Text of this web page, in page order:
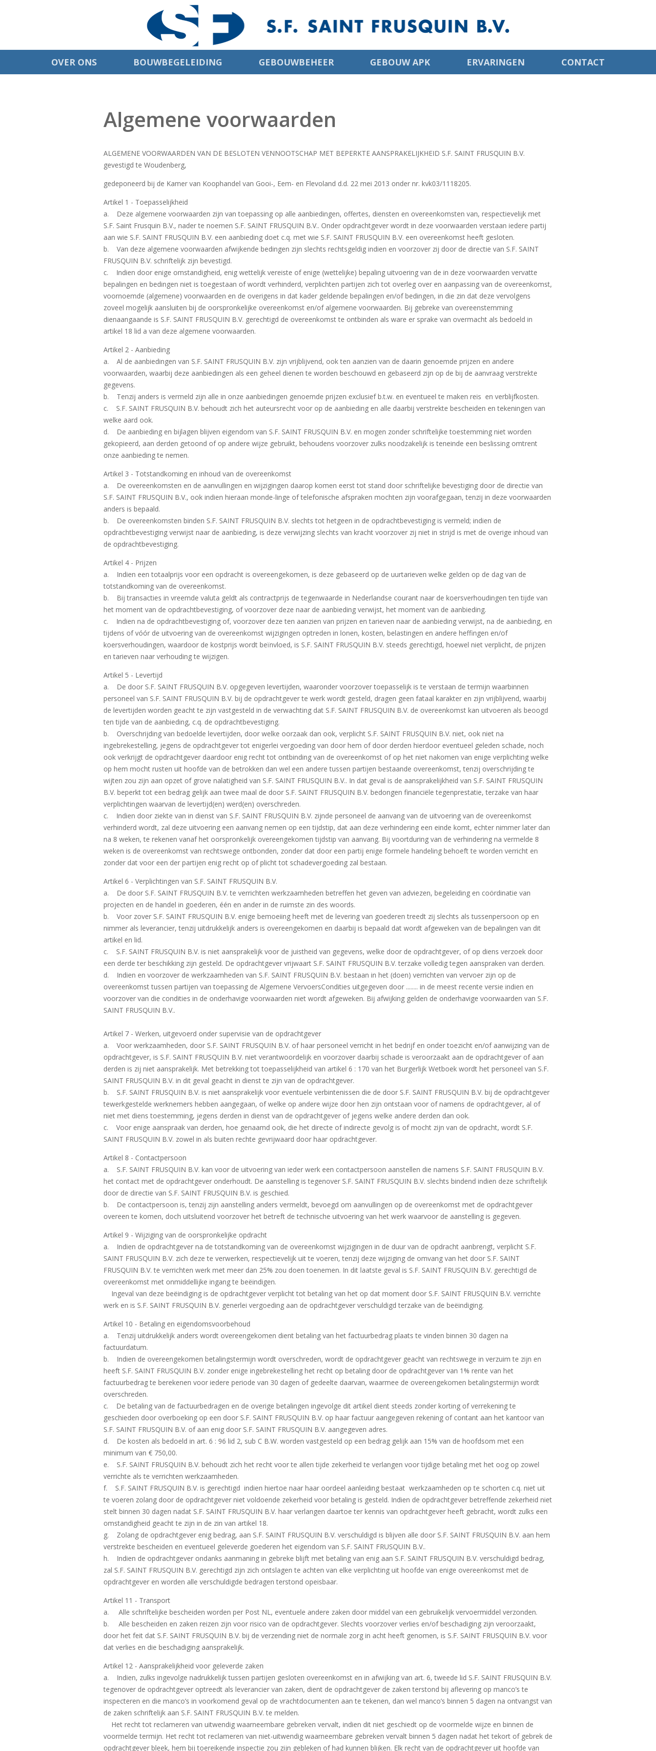
OVER ONS BOUWBEGELEIDING GEBOUWBEHEER GEBOUW APK ERVARINGEN CONTACT
Algemene voorwaarden
ALGEMENE VOORWAARDEN VAN DE BESLOTEN VENNOOTSCHAP MET BEPERKTE AANSPRAKELIJKHEID S.F. SAINT FRUSQUIN B.V.
gevestigd te Woudenberg,
gedeponeerd bij de Kamer van Koophandel van Gooi-, Eem- en Flevoland d.d. 22 mei 2013 onder nr. kvk03/1118205.
Artikel 1 - Toepasselijkheid
a. Deze algemene voorwaarden zijn van toepassing op alle aanbiedingen, offertes, diensten en overeenkomsten van, respectievelijk met
S.F. Saint Frusquin B.V., nader te noemen S.F. SAINT FRUSQUIN B.V.. Onder opdrachtgever wordt in deze voorwaarden verstaan iedere partij
aan wie S.F. SAINT FRUSQUIN B.V. een aanbieding doet c.q. met wie S.F. SAINT FRUSQUIN B.V. een overeenkomst heeft gesloten.
b. Van deze algemene voorwaarden afwijkende bedingen zijn slechts rechtsgeldig indien en voorzover zij door de directie van S.F. SAINT
FRUSQUIN B.V. schriftelijk zijn bevestigd.
c. Indien door enige omstandigheid, enig wettelijk vereiste of enige (wettelijke) bepaling uitvoering van de in deze voorwaarden vervatte
bepalingen en bedingen niet is toegestaan of wordt verhinderd, verplichten partijen zich tot overleg over en aanpassing van de overeenkomst,
voornoemde (algemene) voorwaarden en de overigens in dat kader geldende bepalingen en/of bedingen, in die zin dat deze vervolgens
zoveel mogelijk aansluiten bij de oorspronkelijke overeenkomst en/of algemene voorwaarden. Bij gebreke van overeenstemming
dienaangaande is S.F. SAINT FRUSQUIN B.V. gerechtigd de overeenkomst te ontbinden als ware er sprake van overmacht als bedoeld in
artikel 18 lid a van deze algemene voorwaarden.
Artikel 2 - Aanbieding
a. Al de aanbiedingen van S.F. SAINT FRUSQUIN B.V. zijn vrijblijvend, ook ten aanzien van de daarin genoemde prijzen en andere
voorwaarden, waarbij deze aanbiedingen als een geheel dienen te worden beschouwd en gebaseerd zijn op de bij de aanvraag verstrekte
gegevens.
b. Tenzij anders is vermeld zijn alle in onze aanbiedingen genoemde prijzen exclusief b.t.w. en eventueel te maken reis en verblijfkosten.
c. S.F. SAINT FRUSQUIN B.V. behoudt zich het auteursrecht voor op de aanbieding en alle daarbij verstrekte bescheiden en tekeningen van
welke aard ook.
d. De aanbieding en bijlagen blijven eigendom van S.F. SAINT FRUSQUIN B.V. en mogen zonder schriftelijke toestemming niet worden
gekopieerd, aan derden getoond of op andere wijze gebruikt, behoudens voorzover zulks noodzakelijk is teneinde een beslissing omtrent
onze aanbieding te nemen.
Artikel 3 - Totstandkoming en inhoud van de overeenkomst
a. De overeenkomsten en de aanvullingen en wijzigingen daarop komen eerst tot stand door schriftelijke bevestiging door de directie van
S.F. SAINT FRUSQUIN B.V., ook indien hieraan monde-linge of telefonische afspraken mochten zijn voorafgegaan, tenzij in deze voorwaarden
anders is bepaald.
b. De overeenkomsten binden S.F. SAINT FRUSQUIN B.V. slechts tot hetgeen in de opdrachtbevestiging is vermeld; indien de
opdrachtbevestiging verwijst naar de aanbieding, is deze verwijzing slechts van kracht voorzover zij niet in strijd is met de overige inhoud van
de opdrachtbevestiging.
Artikel 4 - Prijzen
a. Indien een totaalprijs voor een opdracht is overeengekomen, is deze gebaseerd op de uurtarieven welke gelden op de dag van de
totstandkoming van de overeenkomst.
b. Bij transacties in vreemde valuta geldt als contractprijs de tegenwaarde in Nederlandse courant naar de koersverhoudingen ten tijde van
het moment van de opdrachtbevestiging, of voorzover deze naar de aanbieding verwijst, het moment van de aanbieding.
c. Indien na de opdrachtbevestiging of, voorzover deze ten aanzien van prijzen en tarieven naar de aanbieding verwijst, na de aanbieding, en
tijdens of vóór de uitvoering van de overeenkomst wijzigingen optreden in lonen, kosten, belastingen en andere heffingen en/of
koersverhoudingen, waardoor de kostprijs wordt beïnvloed, is S.F. SAINT FRUSQUIN B.V. steeds gerechtigd, hoewel niet verplicht, de prijzen
en tarieven naar verhouding te wijzigen.
Artikel 5 - Levertijd
a. De door S.F. SAINT FRUSQUIN B.V. opgegeven levertijden, waaronder voorzover toepasselijk is te verstaan de termijn waarbinnen
personeel van S.F. SAINT FRUSQUIN B.V. bij de opdrachtgever te werk wordt gesteld, dragen geen fataal karakter en zijn vrijblijvend, waarbij
de levertijden worden geacht te zijn vastgesteld in de verwachting dat S.F. SAINT FRUSQUIN B.V. de overeenkomst kan uitvoeren als beoogd
ten tijde van de aanbieding, c.q. de opdrachtbevestiging.
b. Overschrijding van bedoelde levertijden, door welke oorzaak dan ook, verplicht S.F. SAINT FRUSQUIN B.V. niet, ook niet na
ingebrekestelling, jegens de opdrachtgever tot enigerlei vergoeding van door hem of door derden hierdoor eventueel geleden schade, noch
ook verkrijgt de opdrachtgever daardoor enig recht tot ontbinding van de overeenkomst of op het niet nakomen van enige verplichting welke
op hem mocht rusten uit hoofde van de betrokken dan wel een andere tussen partijen bestaande overeenkomst, tenzij overschrijding te
wijten zou zijn aan opzet of grove nalatigheid van S.F. SAINT FRUSQUIN B.V.. In dat geval is de aansprakelijkheid van S.F. SAINT FRUSQUIN
B.V. beperkt tot een bedrag gelijk aan twee maal de door S.F. SAINT FRUSQUIN B.V. bedongen financiële tegenprestatie, terzake van haar
verplichtingen waarvan de levertijd(en) werd(en) overschreden.
c. Indien door ziekte van in dienst van S.F. SAINT FRUSQUIN B.V. zijnde personeel de aanvang van de uitvoering van de overeenkomst
verhinderd wordt, zal deze uitvoering een aanvang nemen op een tijdstip, dat aan deze verhindering een einde komt, echter nimmer later dan
na 8 weken, te rekenen vanaf het oorspronkelijk overeengekomen tijdstip van aanvang. Bij voortduring van de verhindering na vermelde 8
weken is de overeenkomst van rechtswege ontbonden, zonder dat door een partij enige formele handeling behoeft te worden verricht en
zonder dat voor een der partijen enig recht op of plicht tot schadevergoeding zal bestaan.
Artikel 6 - Verplichtingen van S.F. SAINT FRUSQUIN B.V.
a. De door S.F. SAINT FRUSQUIN B.V. te verrichten werkzaamheden betreffen het geven van adviezen, begeleiding en coördinatie van
projecten en de handel in goederen, één en ander in de ruimste zin des woords.
b. Voor zover S.F. SAINT FRUSQUIN B.V. enige bemoeiing heeft met de levering van goederen treedt zij slechts als tussenpersoon op en
nimmer als leverancier, tenzij uitdrukkelijk anders is overeengekomen en daarbij is bepaald dat wordt afgeweken van de bepalingen van dit
artikel en lid.
c. S.F. SAINT FRUSQUIN B.V. is niet aansprakelijk voor de juistheid van gegevens, welke door de opdrachtgever, of op diens verzoek door
een derde ter beschikking zijn gesteld. De opdrachtgever vrijwaart S.F. SAINT FRUSQUIN B.V. terzake volledig tegen aanspraken van derden.
d. Indien en voorzover de werkzaamheden van S.F. SAINT FRUSQUIN B.V. bestaan in het (doen) verrichten van vervoer zijn op de
overeenkomst tussen partijen van toepassing de Algemene VervoersCondities uitgegeven door ........ in de meest recente versie indien en
voorzover van die condities in de onderhavige voorwaarden niet wordt afgeweken. Bij afwijking gelden de onderhavige voorwaarden van S.F.
SAINT FRUSQUIN B.V..
Artikel 7 - Werken, uitgevoerd onder supervisie van de opdrachtgever
a. Voor werkzaamheden, door S.F. SAINT FRUSQUIN B.V. of haar personeel verricht in het bedrijf en onder toezicht en/of aanwijzing van de
opdrachtgever, is S.F. SAINT FRUSQUIN B.V. niet verantwoordelijk en voorzover daarbij schade is veroorzaakt aan de opdrachtgever of aan
derden is zij niet aansprakelijk. Met betrekking tot toepasselijkheid van artikel 6 : 170 van het Burgerlijk Wetboek wordt het personeel van S.F.
SAINT FRUSQUIN B.V. in dit geval geacht in dienst te zijn van de opdrachtgever.
b. S.F. SAINT FRUSQUIN B.V. is niet aansprakelijk voor eventuele verbintenissen die de door S.F. SAINT FRUSQUIN B.V. bij de opdrachtgever
tewerkgestelde werknemers hebben aangegaan, of welke op andere wijze door hen zijn ontstaan voor of namens de opdrachtgever, al of
niet met diens toestemming, jegens derden in dienst van de opdrachtgever of jegens welke andere derden dan ook.
c. Voor enige aanspraak van derden, hoe genaamd ook, die het directe of indirecte gevolg is of mocht zijn van de opdracht, wordt S.F.
SAINT FRUSQUIN B.V. zowel in als buiten rechte gevrijwaard door haar opdrachtgever.
Artikel 8 - Contactpersoon
a. S.F. SAINT FRUSQUIN B.V. kan voor de uitvoering van ieder werk een contactpersoon aanstellen die namens S.F. SAINT FRUSQUIN B.V.
het contact met de opdrachtgever onderhoudt. De aanstelling is tegenover S.F. SAINT FRUSQUIN B.V. slechts bindend indien deze schriftelijk
door de directie van S.F. SAINT FRUSQUIN B.V. is geschied.
b. De contactpersoon is, tenzij zijn aanstelling anders vermeldt, bevoegd om aanvullingen op de overeenkomst met de opdrachtgever
overeen te komen, doch uitsluitend voorzover het betreft de technische uitvoering van het werk waarvoor de aanstelling is gegeven.
Artikel 9 - Wijziging van de oorspronkelijke opdracht
a. Indien de opdrachtgever na de totstandkoming van de overeenkomst wijzigingen in de duur van de opdracht aanbrengt, verplicht S.F.
SAINT FRUSQUIN B.V. zich deze te verwerken, respectievelijk uit te voeren, tenzij deze wijziging de omvang van het door S.F. SAINT
FRUSQUIN B.V. te verrichten werk met meer dan 25% zou doen toenemen. In dit laatste geval is S.F. SAINT FRUSQUIN B.V. gerechtigd de
overeenkomst met onmiddellijke ingang te beëindigen.
Ingeval van deze beëindiging is de opdrachtgever verplicht tot betaling van het op dat moment door S.F. SAINT FRUSQUIN B.V. verrichte
werk en is S.F. SAINT FRUSQUIN B.V. generlei vergoeding aan de opdrachtgever verschuldigd terzake van de beëindiging.
Artikel 10 - Betaling en eigendomsvoorbehoud
a. Tenzij uitdrukkelijk anders wordt overeengekomen dient betaling van het factuurbedrag plaats te vinden binnen 30 dagen na
factuurdatum.
b. Indien de overeengekomen betalingstermijn wordt overschreden, wordt de opdrachtgever geacht van rechtswege in verzuim te zijn en
heeft S.F. SAINT FRUSQUIN B.V. zonder enige ingebrekestelling het recht op betaling door de opdrachtgever van 1% rente van het
factuurbedrag te berekenen voor iedere periode van 30 dagen of gedeelte daarvan, waarmee de overeengekomen betalingstermijn wordt
overschreden.
c. De betaling van de factuurbedragen en de overige betalingen ingevolge dit artikel dient steeds zonder korting of verrekening te
geschieden door overboeking op een door S.F. SAINT FRUSQUIN B.V. op haar factuur aangegeven rekening of contant aan het kantoor van
S.F. SAINT FRUSQUIN B.V. of aan enig door S.F. SAINT FRUSQUIN B.V. aangegeven adres.
d. De kosten als bedoeld in art. 6 : 96 lid 2, sub C B.W. worden vastgesteld op een bedrag gelijk aan 15% van de hoofdsom met een
minimum van € 750,00.
e. S.F. SAINT FRUSQUIN B.V. behoudt zich het recht voor te allen tijde zekerheid te verlangen voor tijdige betaling met het oog op zowel
verrichte als te verrichten werkzaamheden.
f. S.F. SAINT FRUSQUIN B.V. is gerechtigd indien hiertoe naar haar oordeel aanleiding bestaat werkzaamheden op te schorten c.q. niet uit
te voeren zolang door de opdrachtgever niet voldoende zekerheid voor betaling is gesteld. Indien de opdrachtgever betreffende zekerheid niet
stelt binnen 30 dagen nadat S.F. SAINT FRUSQUIN B.V. haar verlangen daartoe ter kennis van opdrachtgever heeft gebracht, wordt zulks een
omstandigheid geacht te zijn in de zin van artikel 18.
g. Zolang de opdrachtgever enig bedrag, aan S.F. SAINT FRUSQUIN B.V. verschuldigd is blijven alle door S.F. SAINT FRUSQUIN B.V. aan hem
verstrekte bescheiden en eventueel geleverde goederen het eigendom van S.F. SAINT FRUSQUIN B.V..
h. Indien de opdrachtgever ondanks aanmaning in gebreke blijft met betaling van enig aan S.F. SAINT FRUSQUIN B.V. verschuldigd bedrag,
zal S.F. SAINT FRUSQUIN B.V. gerechtigd zijn zich ontslagen te achten van elke verplichting uit hoofde van enige overeenkomst met de
opdrachtgever en worden alle verschuldigde bedragen terstond opeisbaar.
Artikel 11 - Transport
a. Alle schriftelijke bescheiden worden per Post NL, eventuele andere zaken door middel van een gebruikelijk vervoermiddel verzonden.
b. Alle bescheiden en zaken reizen zijn voor risico van de opdrachtgever. Slechts voorzover verlies en/of beschadiging zijn veroorzaakt,
door het feit dat S.F. SAINT FRUSQUIN B.V. bij de verzending niet de normale zorg in acht heeft genomen, is S.F. SAINT FRUSQUIN B.V. voor
dat verlies en die beschadiging aansprakelijk.
Artikel 12 - Aansprakelijkheid voor geleverde zaken
a. Indien, zulks ingevolge nadrukkelijk tussen partijen gesloten overeenkomst en in afwijking van art. 6, tweede lid S.F. SAINT FRUSQUIN B.V.
tegenover de opdrachtgever optreedt als leverancier van zaken, dient de opdrachtgever de zaken terstond bij aflevering op manco’s te
inspecteren en die manco’s in voorkomend geval op de vrachtdocumenten aan te tekenen, dan wel manco’s binnen 5 dagen na ontvangst van
de zaken schriftelijk aan S.F. SAINT FRUSQUIN B.V. te melden.
Het recht tot reclameren van uitwendig waarneembare gebreken vervalt, indien dit niet geschiedt op de voormelde wijze en binnen de
voormelde termijn. Het recht tot reclameren van niet-uitwendig waarneembare gebreken vervalt binnen 5 dagen nadat het tekort of gebrek de
opdrachtgever bleek, hem bij toereikende inspectie zou zijn gebleken of had kunnen blijken. Elk recht van de opdrachtgever uit hoofde van